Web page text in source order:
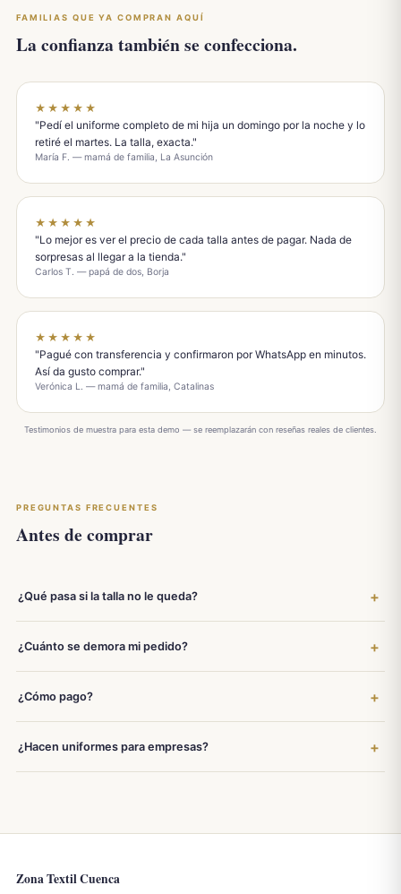
FAMILIAS QUE YA COMPRAN AQUÍ
La confianza también se confecciona.
★★★★★
"Pedí el uniforme completo de mi hija un domingo por la noche y lo
retiré el martes. La talla, exacta."
María F. — mamá de familia, La Asunción
★★★★★
"Lo mejor es ver el precio de cada talla antes de pagar. Nada de
sorpresas al llegar a la tienda."
Carlos T. — papá de dos, Borja
★★★★★
"Pagué con transferencia y confirmaron por WhatsApp en minutos.
Así da gusto comprar."
Verónica L. — mamá de familia, Catalinas
Testimonios de muestra para esta demo — se reemplazarán con reseñas reales de clientes.
PREGUNTAS FRECUENTES
Antes de comprar
¿Qué pasa si la talla no le queda?
¿Cuánto se demora mi pedido?
¿Cómo pago?
¿Hacen uniformes para empresas?
Zona Textil Cuenca